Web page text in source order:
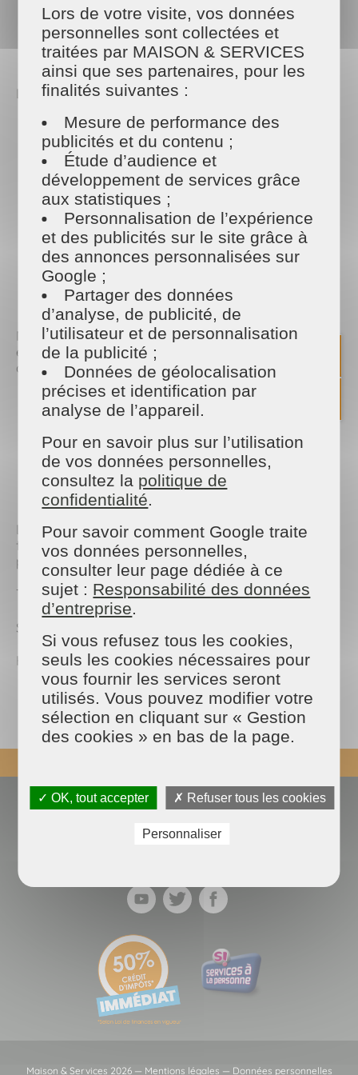
PARTAGER
Facebook
Twitter Email
L'assistant d'exploitation devra assurer:
l'accueil physique, téléphonique et le contact avec
les clients;
gérer la communication;
assurer les travaux administratifs et gérer les
ressources humaines;
réaliser les rendez-vous;
Etablir les devis et contrats, assurer et développer
le suivi clientèle;
Recruter des salariés, établir des plannings;
Mettre en place la prestation;
Veiller au respect des consignes par les
intervenants.
Nous recommandons au minimum un Bac+2 ou
équivalent ou expérience d'un poste similaire pour
assurer les missions ci-dessous:
Générer des contacts;
Réaliser des rendez-vous commerciaux;
Etablir des devis et contrats et assurer le suivi
clientèle;
Le recrutement des salariés;
La mise en place de la prestation;
La gestion et le suivi des plannings.
L'autonomie, la confidentialité, l'organisation, la
flexibilité, l'aisance relationnelle seront appréciés
pour ce poste.
Type d'emploi : Temps plein, CDI, Alternance
Salaire : à partir de 12,00€ par heure
Horaires :
Du Lundi au Vendredi
Repos le week-end
Travail en journée
Actualités
Espace presse
Données personnelles
Maison & Services 2026 — Mentions légales — Données personnelles
Lors de votre visite, vos données
personnelles sont collectées et
traitées par MAISON & SERVICES
ainsi que ses partenaires, pour les
finalités suivantes :
Mesure de performance des
publicités et du contenu ;
Étude d’audience et
développement de services grâce
aux statistiques ;
Personnalisation de l’expérience
et des publicités sur le site grâce à
des annonces personnalisées sur
Google ;
Partager des données
d’analyse, de publicité, de
l’utilisateur et de personnalisation
de la publicité ;
Données de géolocalisation
précises et identification par
analyse de l’appareil.
Pour en savoir plus sur l’utilisation
de vos données personnelles,
consultez la politique de
confidentialité
Pour savoir comment Google traite
vos données personnelles,
consulter leur page dédiée à ce
sujet : Responsabilité des données
d’entreprise
Si vous refusez tous les cookies,
seuls les cookies nécessaires pour
vous fournir les services seront
utilisés. Vous pouvez modifier votre
sélection en cliquant sur « Gestion
des cookies » en bas de la page.
✓ OK, tout accepter ✗ Refuser tous les cookies
Personnaliser